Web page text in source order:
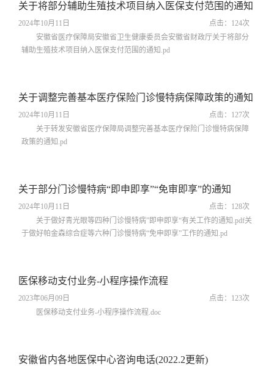
关于将部分辅助生殖技术项目纳入医保支付范围的通知
2024年10月11日 点击： 124次
安徽省医疗保障局安徽省卫生健康委员会安徽省财政厅关于将部分
辅助生殖技术项目纳入医保支付范围的通知.pd
关于调整完善基本医疗保险门诊慢特病保障政策的通知
2024年10月11日 点击： 127次
关于转发安徽省医疗保障局调整完善基本医疗保险门诊慢特病保障
政策的通知.pd
关于部分门诊慢特病“即申即享”“免审即享”的通知
2024年10月11日 点击： 128次
关于做好青光眼等四种门诊慢特病”即申即享“有关工作的通知.pdf关
于做好帕金森综合症等六种门诊慢特病“免申即享”工作的通知.pd
医保移动支付业务-小程序操作流程
2023年06月09日 点击： 123次
医保移动支付业务-小程序操作流程.doc
安徽省内各地医保中心咨询电话(2022.2更新)